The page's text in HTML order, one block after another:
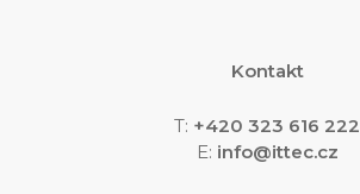
Kontakt
T: +420 323 616 222
E: info@ittec.cz